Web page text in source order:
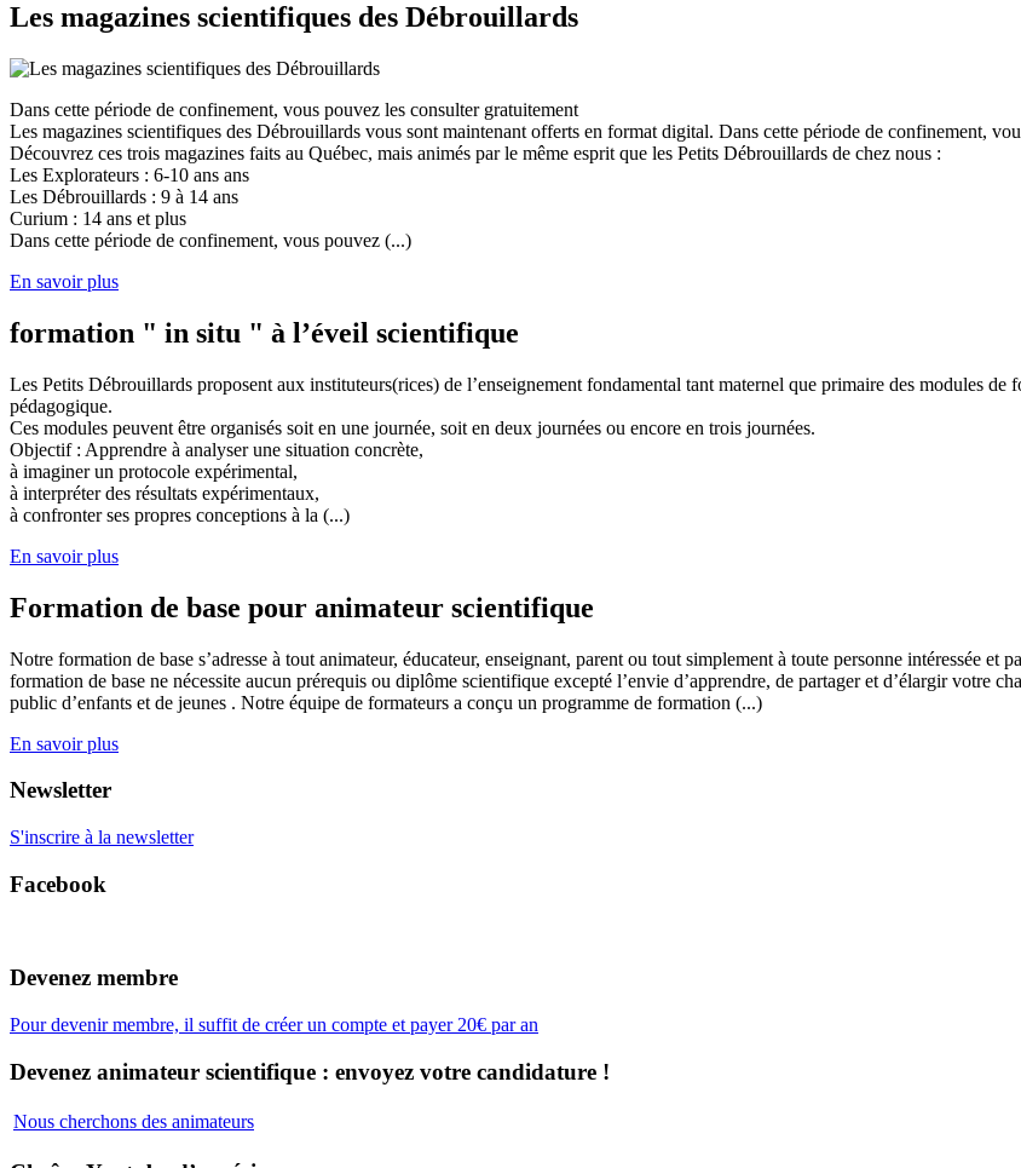
Les magazines scientifiques des Débrouillards
Dans cette période de confinement, vous pouvez les consulter gratuitement
Les magazines scientifiques des Débrouillards vous sont maintenant offerts en format digital. Dans cette période de confinement,
Découvrez ces trois magazines faits au Québec, mais animés par le même esprit que les Petits Débrouillards de chez nous :
Les Explorateurs : 6-10 ans ans
Les Débrouillards : 9 à 14 ans
Curium : 14 ans et plus
Dans cette période de confinement, vous pouvez (...)
En savoir plus
formation " in situ " à l’éveil scientifique
Les Petits Débrouillards proposent aux instituteurs(rices) de l’enseignement fondamental tant maternel que primaire des modules
pédagogique.
Ces modules peuvent être organisés soit en une journée, soit en deux journées ou encore en trois journées.
Objectif : Apprendre à analyser une situation concrète,
à imaginer un protocole expérimental,
à interpréter des résultats expérimentaux,
à confronter ses propres conceptions à la (...)
En savoir plus
Formation de base pour animateur scientifique
Notre formation de base s’adresse à tout animateur, éducateur, enseignant, parent ou tout simplement à toute personne intéressée et
formation de base ne nécessite aucun prérequis ou diplôme scientifique excepté l’envie d’apprendre, de partager et d’élargir votre
public d’enfants et de jeunes . Notre équipe de formateurs a conçu un programme de formation (...)
En savoir plus
Newsletter
S'inscrire à la newsletter
Facebook
Devenez membre
Pour devenir membre, il suffit de créer un compte et payer 20€ par an
Devenez animateur scientifique : envoyez votre candidature !
Nous cherchons des animateurs